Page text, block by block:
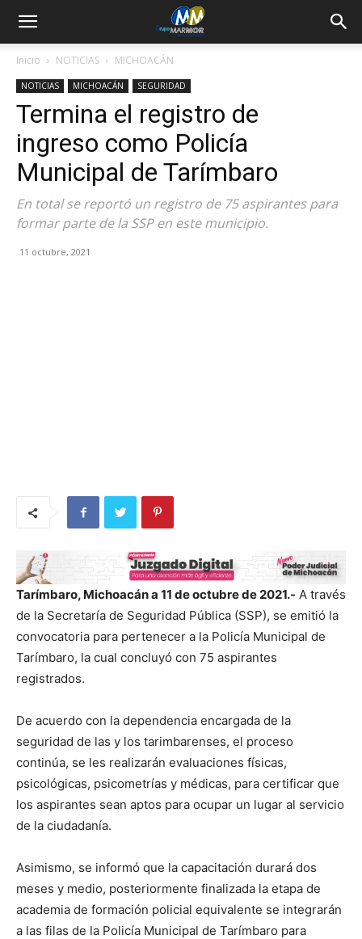
Inicio NOTICIAS MICHOACÁN
NOTICIAS MICHOACÁN SEGURIDAD
Termina el registro de
ingreso como Policía
Municipal de Tarímbaro
En total se reportó un registro de 75 aspirantes para
formar parte de la SSP en este municipio.
11 octubre, 2021
Tarímbaro, Michoacán a 11 de octubre de 2021.- A través
de la Secretaría de Seguridad Pública (SSP), se emitió la
convocatoria para pertenecer a la Policía Municipal de
Tarímbaro, la cual concluyó con 75 aspirantes
registrados.
De acuerdo con la dependencia encargada de la
seguridad de las y los tarimbarenses, el proceso
continúa, se les realizarán evaluaciones físicas,
psicológicas, psicometrías y médicas, para certificar que
los aspirantes sean aptos para ocupar un lugar al servicio
de la ciudadanía.
Asimismo, se informó que la capacitación durará dos
meses y medio, posteriormente finalizada la etapa de
academia de formación policial equivalente se integrarán
a las filas de la Policía Municipal de Tarímbaro para